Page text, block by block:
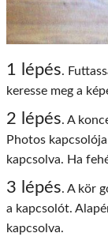
1 lépés.
keresse meg a
2 lépés. A
Photos
kapcsolva. Ha
3 lépés. A kör
a kapcsolót.
kapcsolva.